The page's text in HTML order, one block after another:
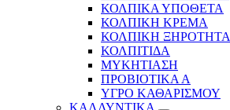
ΚΟΛΠΙΚΑ ΥΠΟΘΕΤΑ
ΚΟΛΠΙΚΗ ΚΡΕΜΑ
ΚΟΛΠΙΚΗ ΞΗΡΟΤΗΤΑ
ΚΟΛΠΙΤΙΔΑ
ΜΥΚΗΤΙΑΣΗ
ΠΡΟΒΙΟΤΙΚΑ Α
ΥΓΡΟ ΚΑΘΑΡΙΣΜΟΥ
ΚΑΛΛΥΝΤΙΚΑ